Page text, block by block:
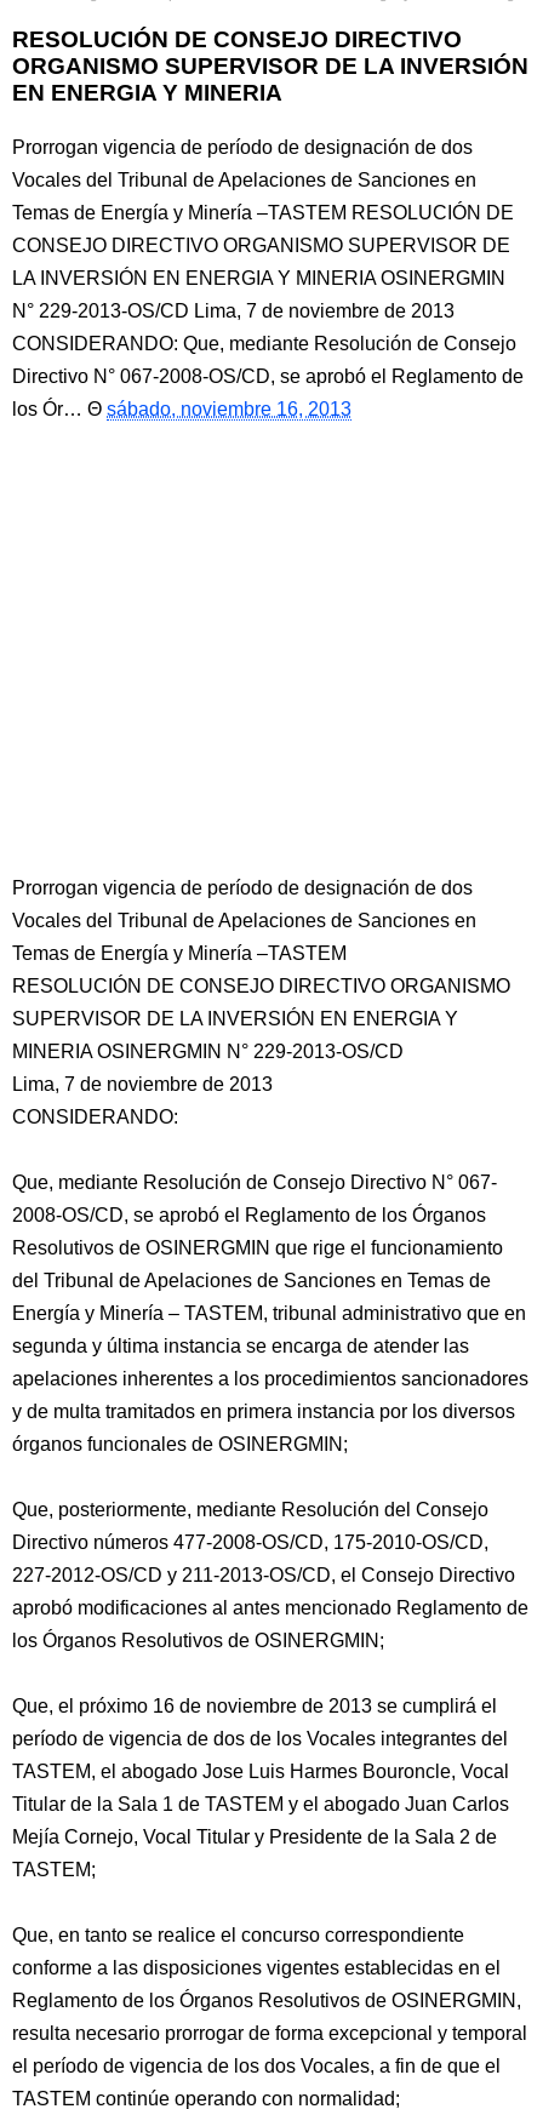
RESOLUCIÓN DE CONSEJO DIRECTIVO
ORGANISMO SUPERVISOR DE LA INVERSIÓN
EN ENERGIA Y MINERIA
Prorrogan vigencia de período de designación de dos
Vocales del Tribunal de Apelaciones de Sanciones en
Temas de Energía y Minería –TASTEM RESOLUCIÓN DE
CONSEJO DIRECTIVO ORGANISMO SUPERVISOR DE
LA INVERSIÓN EN ENERGIA Y MINERIA OSINERGMIN
N° 229-2013-OS/CD Lima, 7 de noviembre de 2013
CONSIDERANDO: Que, mediante Resolución de Consejo
Directivo N° 067-2008-OS/CD, se aprobó el Reglamento de
los Ór…
sábado, noviembre 16, 2013
Prorrogan vigencia de período de designación de dos
Vocales del Tribunal de Apelaciones de Sanciones en
Temas de Energía y Minería –TASTEM
RESOLUCIÓN DE CONSEJO DIRECTIVO ORGANISMO
SUPERVISOR DE LA INVERSIÓN EN ENERGIA Y
MINERIA OSINERGMIN N° 229-2013-OS/CD
Lima, 7 de noviembre de 2013
CONSIDERANDO:
Que, mediante Resolución de Consejo Directivo N° 067-
2008-OS/CD, se aprobó el Reglamento de los Órganos
Resolutivos de OSINERGMIN que rige el funcionamiento
del Tribunal de Apelaciones de Sanciones en Temas de
Energía y Minería – TASTEM, tribunal administrativo que en
segunda y última instancia se encarga de atender las
apelaciones inherentes a los procedimientos sancionadores
y de multa tramitados en primera instancia por los diversos
órganos funcionales de OSINERGMIN;
Que, posteriormente, mediante Resolución del Consejo
Directivo números 477-2008-OS/CD, 175-2010-OS/CD,
227-2012-OS/CD y 211-2013-OS/CD, el Consejo Directivo
aprobó modificaciones al antes mencionado Reglamento de
los Órganos Resolutivos de OSINERGMIN;
Que, el próximo 16 de noviembre de 2013 se cumplirá el
período de vigencia de dos de los Vocales integrantes del
TASTEM, el abogado Jose Luis Harmes Bouroncle, Vocal
Titular de la Sala 1 de TASTEM y el abogado Juan Carlos
Mejía Cornejo, Vocal Titular y Presidente de la Sala 2 de
TASTEM;
Que, en tanto se realice el concurso correspondiente
conforme a las disposiciones vigentes establecidas en el
Reglamento de los Órganos Resolutivos de OSINERGMIN,
resulta necesario prorrogar de forma excepcional y temporal
el período de vigencia de los dos Vocales, a fin de que el
TASTEM continúe operando con normalidad;